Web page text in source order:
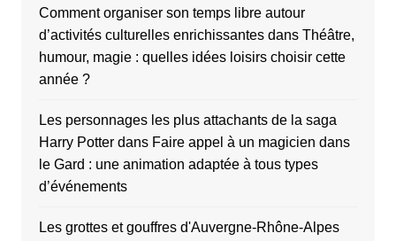
Comment organiser son temps libre autour
d’activités culturelles enrichissantesdans Théâtre,
humour, magie : quelles idées loisirs choisir cette
année ?
Les personnages les plus attachants de la saga
Harry Potterdans Faire appel à un magicien dans
le Gard : une animation adaptée à tous types
d’événements
Les grottes et gouffres d'Auvergne-Rhône-Alpes